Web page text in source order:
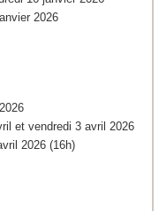
2026
et vendredi 3 avril 2026
2026 (16h)